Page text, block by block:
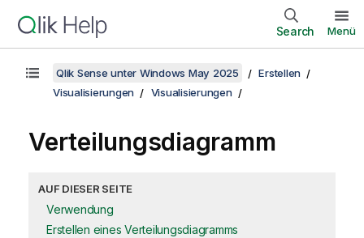
Search Menü
Qlik Sense unter Windows May 2025
Erstellen
Visualisierungen
Visualisierungen
Verteilungsdiagramm
AUF DIESER SEITE
Verwendung
Erstellen eines Verteilungsdiagramms